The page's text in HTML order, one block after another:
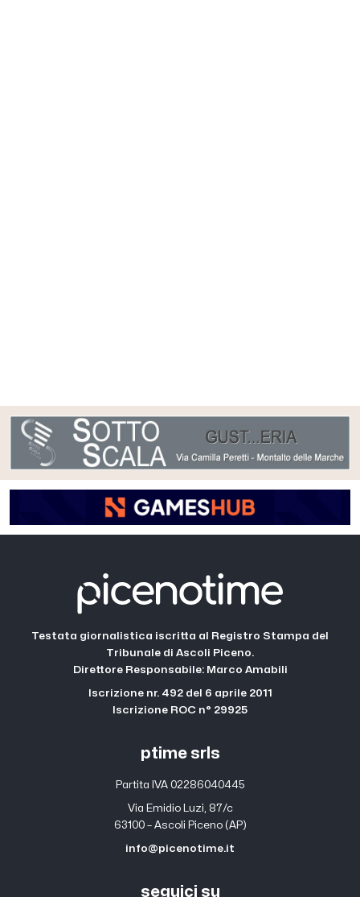
Testata giornalistica iscritta al Registro Stampa del
Tribunale di Ascoli Piceno.
Direttore Responsabile: Marco Amabili
Iscrizione nr. 492 del 6 aprile 2011
Iscrizione ROC n° 29925
ptime srls
Partita IVA 02286040445
Via Emidio Luzi, 87/c
63100 – Ascoli Piceno (AP)
info@picenotime.it
seguici su